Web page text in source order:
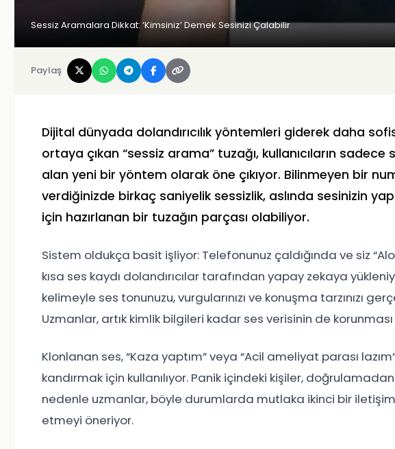
Sessiz Aramalara Dikkat: ‘Kimsiniz’ Demek Sesinizi Çalabilir
Paylaş
Dijital dünyada dolandırıcılık yöntemleri giderek daha
ortaya çıkan “sessiz arama” tuzağı, kullanıcıların sadece
alan yeni bir yöntem olarak öne çıkıyor. Bilinmeyen bir
verdiğinizde birkaç saniyelik sessizlik, aslında sesinizin
için hazırlanan bir tuzağın parçası olabiliyor.
Sistem oldukça basit işliyor: Telefonunuz çaldığında ve siz
kısa ses kaydı dolandırıcılar tarafından yapay zekaya
kelimeyle ses tonunuzu, vurgularınızı ve konuşma tarzınızı
Uzmanlar, artık kimlik bilgileri kadar ses verisinin de
Klonlanan ses, “Kaza yaptım” veya “Acil ameliyat parası
kandırmak için kullanılıyor. Panik içindeki kişiler,
nedenle uzmanlar, böyle durumlarda mutlaka ikinci bir
etmeyi öneriyor.